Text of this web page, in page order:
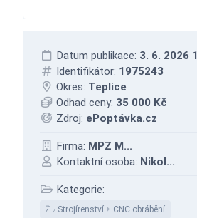
Datum publikace: 3. 6. 2026
Identifikátor: 1975243
Okres: Teplice
Odhad ceny: 35 000 Kč
Zdroj: ePoptávka.cz
Firma: MPZ M...
Kontaktní osoba: Nikol...
Kategorie:
Strojírenství CNC obrábění